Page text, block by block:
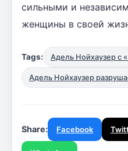
сильными и
женщины в своей
Tags: Адель Нойхаузер с
Адель Нойхаузер
Share: Facebook